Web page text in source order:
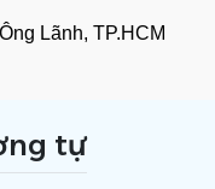
Lãnh, TP.HCM
tự